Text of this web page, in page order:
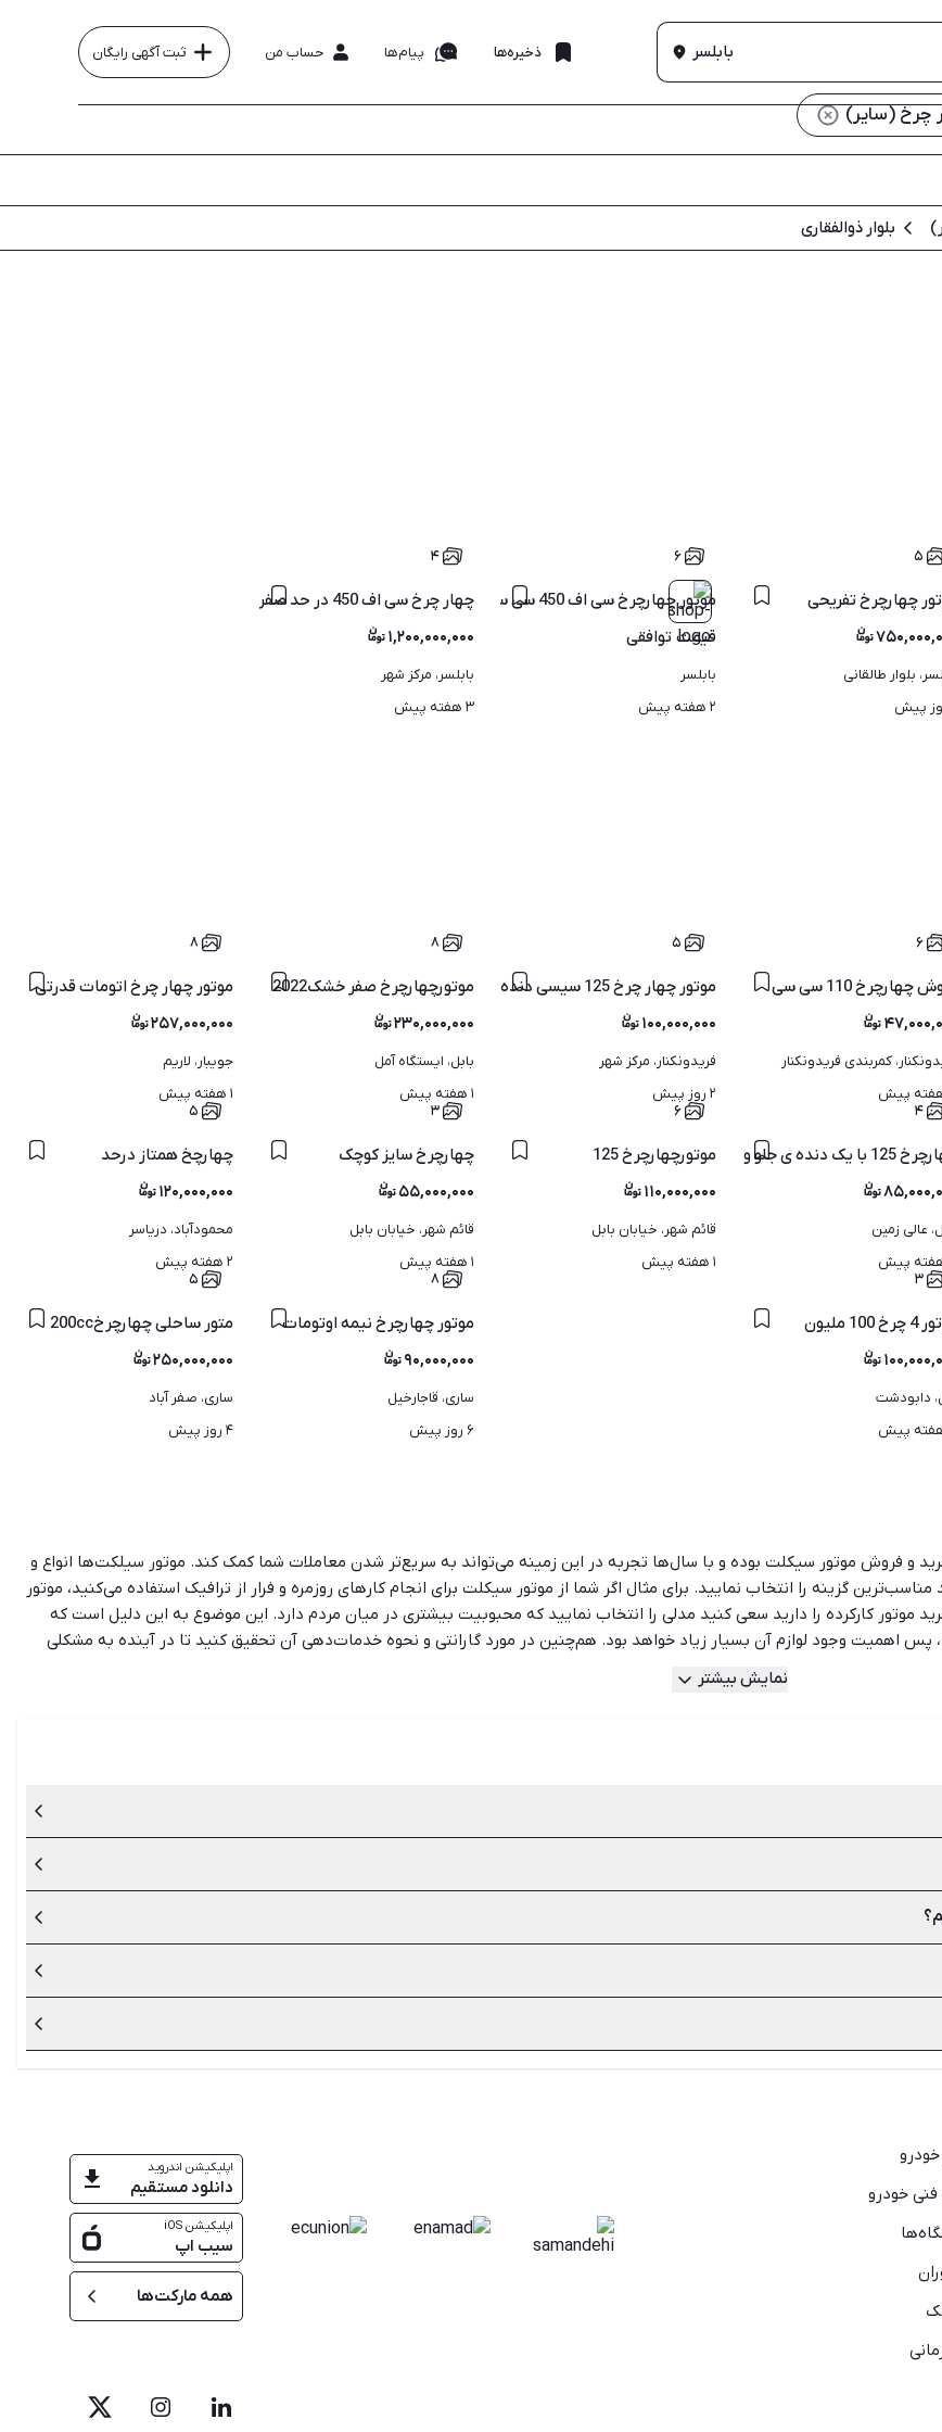
بابلسر ذخیره‌ها پیام‌ها حساب من ثبت آگهی رایگان
چرخ (سایر)
بلوار ذوالفقاری
۵
چهارچرخ تفریحی
بلوار طالقانی
۶
موتور چهارچرخ سی اف 450 سی سی 1401
قیمت توافقی
بابلسر
۲ هفته پیش
۴
چهار چرخ سی اف 450 در حد صفر
۱,۲۰۰,۰۰۰,۰۰۰
بابلسر، مرکز شهر
۳ هفته پیش
۶
چهارچرخ 110 سی سی
کمربندی فریدونکنار
۵
موتور چهار چرخ 125 سیسی دنده اتومات عقب جلو مدل 1393
۱۰۰,۰۰۰,۰۰۰
فریدونکنار، مرکز شهر
۲ روز پیش
۸
موتورچهارچرخ صفر خشک2022
۲۳۰,۰۰۰,۰۰۰
بابل، ایستگاه آمل
۱ هفته پیش
۸
موتور چهار چرخ اتومات قدرتی
۲۵۷,۰۰۰,۰۰۰
جویبار، لاریم
۱ هفته پیش
۴
با یک دنده ی جلو و عقب
عالی زمین
۶
موتورچهارچرخ 125
۱۱۰,۰۰۰,۰۰۰
قائم شهر، خیابان بابل
۱ هفته پیش
۳
چهارچرخ سایز کوچک
۵۵,۰۰۰,۰۰۰
قائم شهر، خیابان بابل
۱ هفته پیش
۵
چهارچخ همتاز درحد
۱۲۰,۰۰۰,۰۰۰
محمودآباد، دریاسر
۲ هفته پیش
۳
100 ملیون
دابودشت
۸
موتور چهارچرخ نیمه اوتومات
۹۰,۰۰۰,۰۰۰
ساری، قاجارخیل
۶ روز پیش
۵
متور ساحلی چهارچرخ200cc
۲۵۰,۰۰۰,۰۰۰
ساری، صفر آباد
۴ روز پیش
و فروش موتور سیکلت بوده و با سال‌ها تجربه در این زمینه می‌تواند به سریع‌تر شدن معاملات شما کمک کند. موتور سیلکت‌ها انواع و
گزینه را انتخاب نمایید. برای مثال اگر شما از موتور سیکلت برای انجام کارهای روزمره و فرار از ترافیک استفاده می‌کنید، موتور
موتور کارکرده را دارید سعی کنید مدلی را انتخاب نمایید که محبوبیت بیشتری در میان مردم دارد. این موضوع به این دلیل است که
پس اهمیت وجود لوازم آن بسیار زیاد خواهد بود. هم‌چنین در مورد گارانتی و نحوه خدمات‌دهی آن تحقیق کنید تا در آینده به مشکلی
به فکر خرید موتور سیکلت‌های برقی یا بنزینی که در اصطلاح به موتورهای پاکشتی یا اسکوترها معروف‌اند، باشید. اگر طرفدار مدل‌های
خاص مشتری‌های خاص هم می‌خواهند و در زمان فروش این مدل‌ها حوصله بیشتری باید به خرج دهید. بعد از انتخاب مدل موتور سیکلت
نمایش بیشتر
مدارک مورد نیاز برای خریدوفروش موتور است که باید توسط خریدار به دقت چک شود.
بیشتری در میان مردم دارد. این موضوع به این دلیل است که موتورسیکلت دست دوم با توجه به کارکرد به مرور به اصلاح به خرج
مورد گارانتی و نحوه خدمات‌دهی آن تحقیق کنید تا در آینده به مشکلی برنخورید.
مهم‌ترین موارد تعیین‌کننده قیمت انواع موتور سیکلت کارکرده هستند.
هزاران آگهی خرید موتور سیکلت اقساطی در شیپور ثبت می‌شود که می‌توانید با بررسی آن‌ها بهترین گزینه را انتخاب و
خودرو
اپلیکیشن اندروید
دانلود مستقیم
اپلیکیشن iOS
سیب اپ
همه مارکت‌ها